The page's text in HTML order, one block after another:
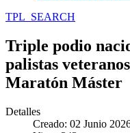
TPL_SEARCH
Triple podio
palistas
Maratón Máster
Detalles
Creado: 02 Junio